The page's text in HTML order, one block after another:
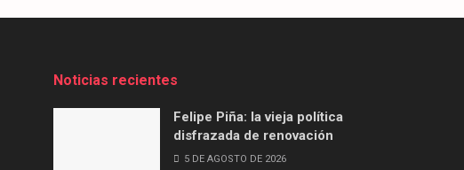
Noticias recientes
Felipe Piña: la vieja política
disfrazada de renovación
5 DE AGOSTO DE 2026